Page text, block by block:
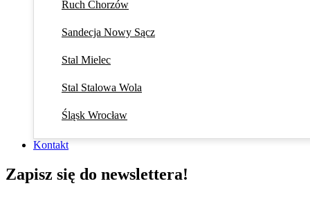
Ruch Chorzów
Sandecja Nowy Sącz
Stal Mielec
Stal Stalowa Wola
Śląsk Wrocław
Kontakt
Zapisz się do newslettera!